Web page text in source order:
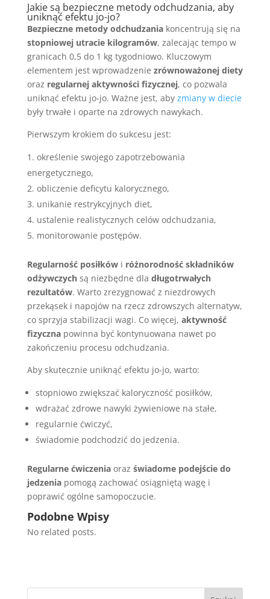
Jakie są bezpieczne metody odchudzania, aby
uniknąć efektu jo-jo?
Bezpieczne metody odchudzaniakoncentrują się na
stopniowej utracie kilogramów, zalecając tempo w
granicach 0,5 do 1 kg tygodniowo. Kluczowym
elementem jest wprowadzenie zrównoważonej diety
oraz regularnej aktywności fizycznej, co pozwala
uniknąć efektu jo-jo. Ważne jest, aby zmiany w diecie
były trwałe i oparte na zdrowych nawykach.
Pierwszym krokiem do sukcesu jest:
określenie swojego zapotrzebowania
energetycznego,
obliczenie deficytu kalorycznego,
unikanie restrykcyjnych diet,
ustalenie realistycznych celów odchudzania,
monitorowanie postępów.
Regularność posiłkówi różnorodność składników
odżywczychsą niezbędne dla długotrwałych
rezultatów. Warto zrezygnować z niezdrowych
przekąsek i napojów na rzecz zdrowszych alternatyw,
co sprzyja stabilizacji wagi. Co więcej, aktywność
fizycznapowinna być kontynuowana nawet po
zakończeniu procesu odchudzania.
Aby skutecznie uniknąć efektu jo-jo, warto:
stopniowo zwiększać kaloryczność posiłków,
wdrażać zdrowe nawyki żywieniowe na stałe,
regularnie ćwiczyć,
świadomie podchodzić do jedzenia.
Regularne ćwiczeniaoraz świadome podejście do
jedzeniapomogą zachować osiągniętą wagę i
poprawić ogólne samopoczucie.
Podobne Wpisy
No related posts.